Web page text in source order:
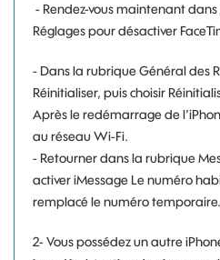
- Rendez-vous maintenant
Réglages pour désactiver
- Dans la rubrique Général des
Réinitialiser, puis choisir
Après le redémarrage de
au réseau Wi-Fi.
- Retourner dans la rubrique
activer iMessage Le numéro
remplacé le numéro temporaire.
2- Vous possédez un autre